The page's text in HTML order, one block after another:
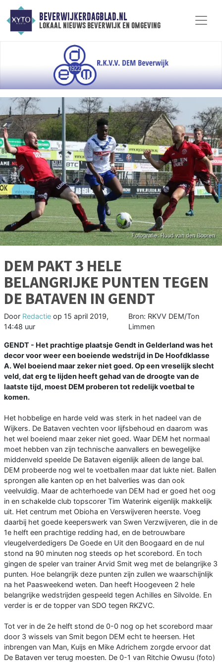
BEVERWIJKERDAGBLAD.NL
lokaal nieuws beverwijk en omgeving
DEM PAKT 3 HELE
BELANGRIJKE PUNTEN TEGEN
DE BATAVEN IN GENDT
Door Redactie op 15 april 2019,
14:48 uur
Bron: RKVV DEM/Ton
Limmen
GENDT - Het prachtige plaatsje Gendt in Gelderland was het
decor voor weer een boeiende wedstrijd in De Hoofdklasse
A. Wel boeiend maar zeker niet goed. Op een vreselijk slecht
veld, dat erg te lijden heeft gehad van de droogte van de
laatste tijd, moest DEM proberen tot redelijk voetbal te
komen.
Het hobbelige en harde veld was sterk in het nadeel van de
Wijkers. De Bataven vechten voor lijfsbehoud en daarom was
het wel boeiend maar zeker niet goed. Waar DEM het normaal
moet hebben van zijn technische aanvallers en bewegelijke
middenveld speelde De Bataven eigenlijk alleen de lange bal.
DEM probeerde nog wel te voetballen maar dat lukte niet. Ballen
sprongen alle kanten op en het balverlies was dan ook
veelvuldig. Maar de achterhoede van DEM had er goed het oog
in en schakelde club topscorer Tim Waterink eigenlijk makkelijk
uit. Het centrum met Obioha en Verswijveren heerste. Voeg
daarbij het goede keeperswerk van Swen Verzwijveren, die in de
1e helft een prachtige redding had, en de betrouwbare
vleugelverdedigers De Goede en Uit den Boogaard en de nul
stond na 90 minuten nog steeds op het scorebord. En toch
gingen de speler van trainer Arvid Smit weg met de belangrijke 3
punten. Hoe belangrijk deze punten zijn zullen we waarschijnlijk
na het Paasweekend weten. Dan heeft Hoogeveen 2 hele
belangrijke wedstrijden gespeeld tegen Achilles en Silvolde. En
verder is er de topper van SDO tegen RKZVC.
Tot ver in de 2e helft stond de 0-0 nog op het scorebord maar
door 3 wissels van Smit begon DEM echt te heersen. Het
inbrengen van Man, Kuijs en Mike Adrichem zorgde ervoor dat
De Bataven ver terug moesten. De 0-1 van Ritchie Owusu (foto)